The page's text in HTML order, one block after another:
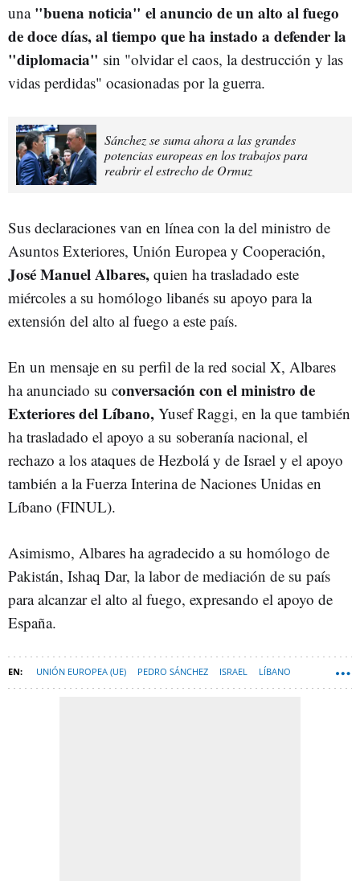
una"buena noticia" el anuncio de un alto al fuego
de doce días, al tiempo que ha instado a defender la
"diplomacia" sin "olvidar el caos, la destrucción y las
vidas perdidas" ocasionadas por la guerra.
Sánchez se suma ahora a las grandes
potencias europeas en los trabajos para
reabrir el estrecho de Ormuz
Sus declaraciones van en línea con la del ministro de
Asuntos Exteriores, Unión Europea y Cooperación,
José Manuel Albares, quien ha trasladado este
miércoles a su homólogo libanés su apoyo para la
extensión del alto al fuego a este país.
En un mensaje en su perfil de la red social X, Albares
ha anunciado su conversación con el ministro de
Exteriores del Líbano, Yusef Raggi, en la que también
ha trasladado el apoyo a su soberanía nacional, el
rechazo a los ataques de Hezbolá y de Israel y el apoyo
también a la Fuerza Interina de Naciones Unidas en
Líbano (FINUL).
Asimismo, Albares ha agradecido a su homólogo de
Pakistán, Ishaq Dar, la labor de mediación de su país
para alcanzar el alto al fuego, expresando el apoyo de
España.
UNIÓN EUROPEA (UE) PEDRO SÁNCHEZ ISRAEL LÍBANO